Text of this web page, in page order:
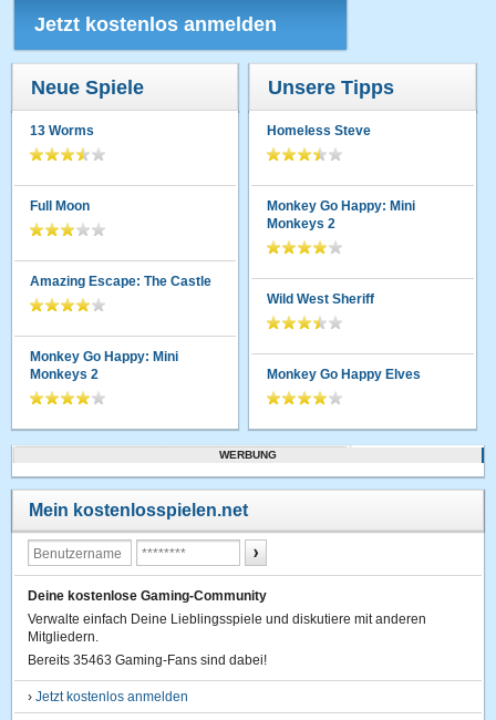
Jetzt kostenlos anmelden
Neue Spiele
13 Worms
Full Moon
Amazing Escape: The Castle
Monkey Go Happy: Mini
Monkeys 2
Unsere Tipps
Homeless Steve
Monkey Go Happy: Mini
Monkeys 2
Wild West Sheriff
Monkey Go Happy Elves
WERBUNG
Mein kostenlosspielen.net
Deine kostenlose Gaming-Community
Verwalte einfach Deine Lieblingsspiele und diskutiere mit anderen
Mitgliedern.
Bereits 35463 Gaming-Fans sind dabei!
›Jetzt kostenlos anmelden